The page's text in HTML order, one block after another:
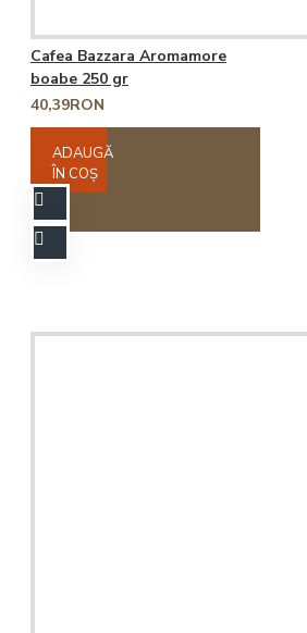
Cafea Bazzara Aromamore
boabe 250 gr
40,39RON
ADAUGĂ
ÎN COŞ